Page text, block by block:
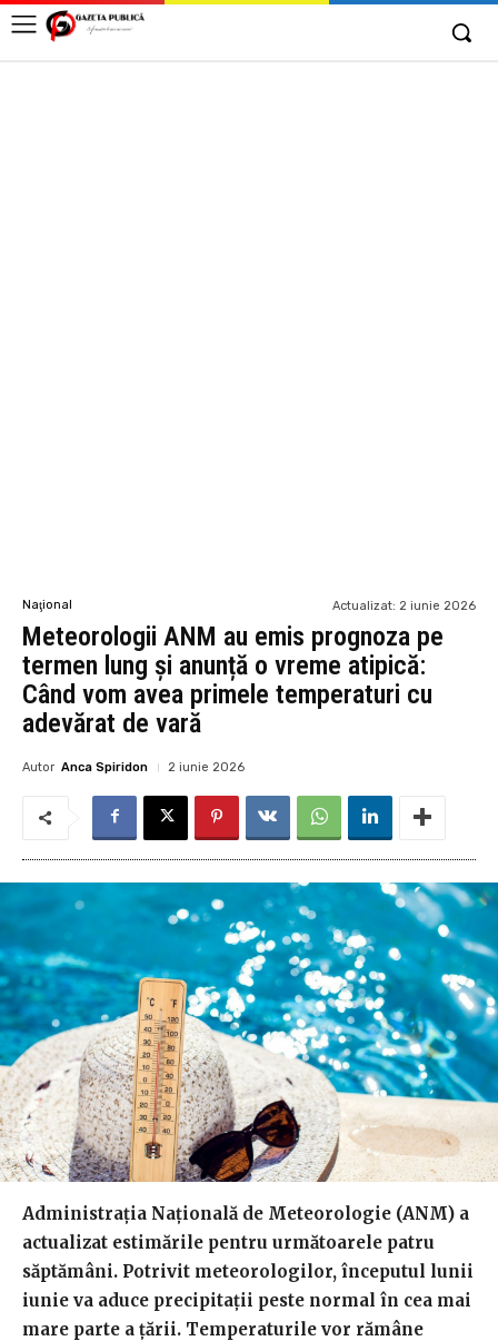
Naţional Actualizat: 2 iunie 2026
Meteorologii ANM au emis prognoza pe
termen lung și anunță o vreme atipică:
Când vom avea primele temperaturi cu
adevărat de vară
Autor Anca Spiridon 2 iunie 2026
Administrația Națională de Meteorologie (ANM) a
actualizat estimările pentru următoarele patru
săptămâni. Potrivit meteorologilor, începutul lunii
iunie va aduce precipitații peste normal în cea mai
mare parte a țării. Temperaturile vor rămâne